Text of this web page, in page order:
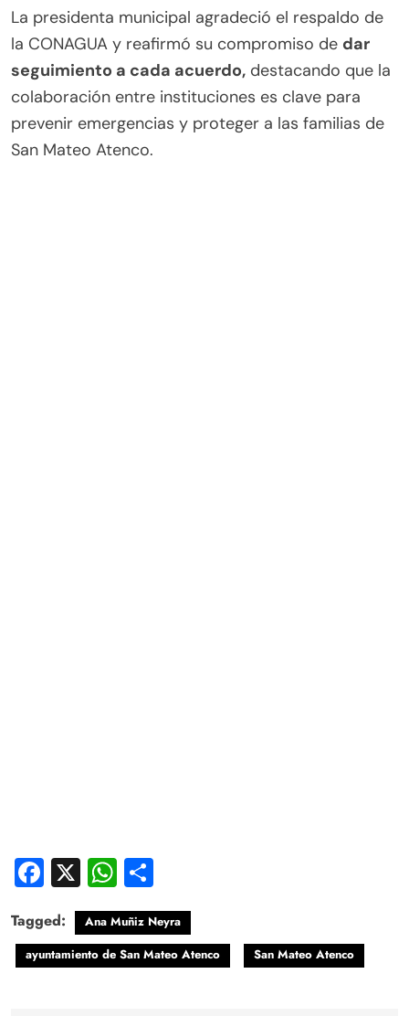
La presidenta municipal agradeció el respaldo de
la CONAGUA y reafirmó su compromiso de dar
seguimiento a cada acuerdo, destacando que la
colaboración entre instituciones es clave para
prevenir emergencias y proteger a las familias de
San Mateo Atenco.
Facebook
X WhatsApp
Tagged:
Ana Muñiz Neyra
ayuntamiento de San Mateo Atenco
San Mateo Atenco